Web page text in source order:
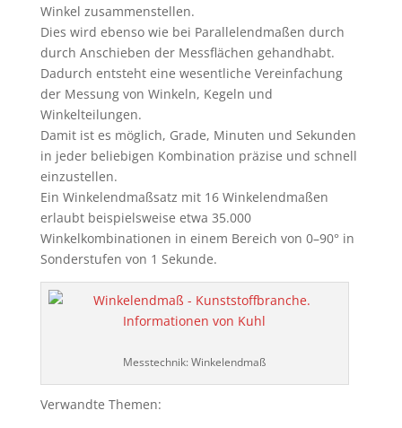
Winkel zusammenstellen.
Dies wird ebenso wie bei Parallelendmaßen durch
durch Anschieben der Messflächen gehandhabt.
Dadurch entsteht eine wesentliche Vereinfachung
der Messung von Winkeln, Kegeln und
Winkelteilungen.
Damit ist es möglich, Grade, Minuten und Sekunden
in jeder beliebigen Kombination präzise und schnell
einzustellen.
Ein Winkelendmaßsatz mit 16 Winkelendmaßen
erlaubt beispielsweise etwa 35.000
Winkelkombinationen in einem Bereich von 0–90° in
Sonderstufen von 1 Sekunde.
Messtechnik: Winkelendmaß
Verwandte Themen: